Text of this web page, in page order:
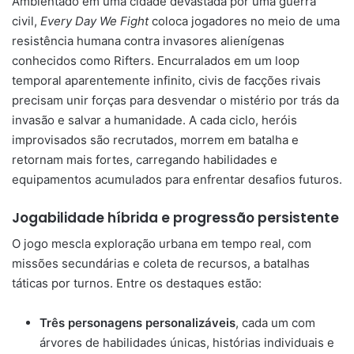
civil, Every Day We Fightcoloca jogadores no meio de uma
resistência humana contra invasores alienígenas
conhecidos como Rifters. Encurralados em um loop
temporal aparentemente infinito, civis de facções rivais
precisam unir forças para desvendar o mistério por trás da
invasão e salvar a humanidade. A cada ciclo, heróis
improvisados são recrutados, morrem em batalha e
retornam mais fortes, carregando habilidades e
equipamentos acumulados para enfrentar desafios futuros.
Jogabilidade híbrida e progressão persistente
O jogo mescla exploração urbana em tempo real, com
missões secundárias e coleta de recursos, a batalhas
táticas por turnos. Entre os destaques estão:
Três personagens personalizáveis, cada um com
árvores de habilidades únicas, histórias individuais e